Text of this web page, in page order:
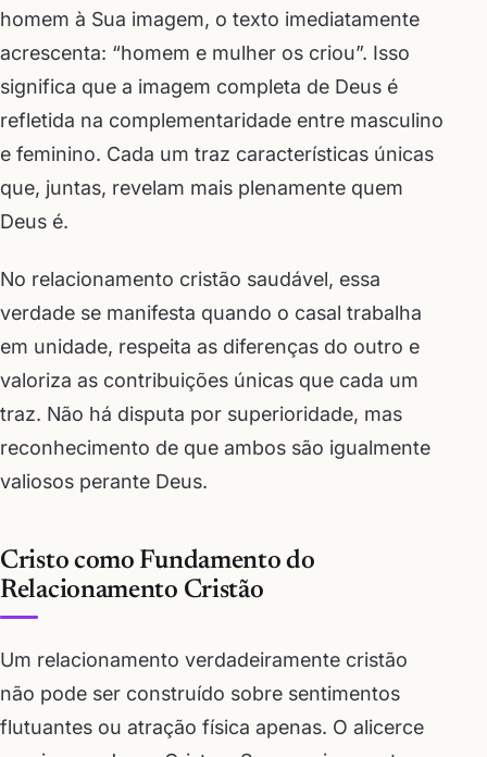
homem à Sua imagem, o texto imediatamente
acrescenta: “homem e mulher os criou”. Isso
significa que a imagem completa de Deus é
refletida na complementaridade entre masculino
e feminino. Cada um traz características únicas
que, juntas, revelam mais plenamente quem
Deus é.
No relacionamento cristão saudável, essa
verdade se manifesta quando o casal trabalha
em unidade, respeita as diferenças do outro e
valoriza as contribuições únicas que cada um
traz. Não há disputa por superioridade, mas
reconhecimento de que ambos são igualmente
valiosos perante Deus.
Cristo como Fundamento do
Relacionamento Cristão
Um relacionamento verdadeiramente cristão
não pode ser construído sobre sentimentos
flutuantes ou atração física apenas. O alicerce